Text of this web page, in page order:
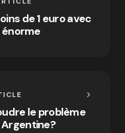
de 1 euro avec
le problème